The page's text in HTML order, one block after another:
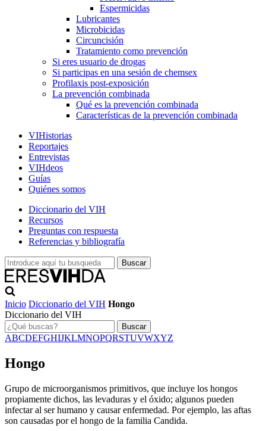
Espermicidas
Lubricantes
Microbicidas
Circuncisión
Tratamiento como prevención
Si eres usuario de drogas
Si participas en una sesión de chemsex
Profilaxis post-exposición
La prevención combinada
Qué es la prevención combinada
Características de la prevención combinada
VIHistorias
Reportajes
Entrevistas
VIHdeos
Guías
Quiénes somos
Diccionario del VIH
Recursos
Preguntas con respuesta
Referencias y bibliografía
Inicio Diccionario del VIH Hongo
Diccionario del VIH
Buscar
ABCDEFGHIJKLMNOPQRSTUVWXYZ
Hongo
Grupo de microorganismos primitivos, que incluye los hongos
propiamente dichos, las levaduras y el óxido; algunos pueden
infectar al ser humano y causar enfermedad. Por ejemplo, las aftas
son causadas por el hongo de la familia Candida.